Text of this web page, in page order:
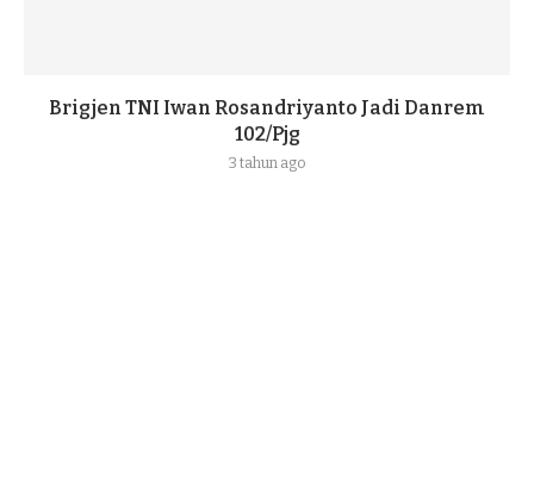
Brigjen TNI Iwan Rosandriyanto Jadi Danrem
102/Pjg
3 tahun ago